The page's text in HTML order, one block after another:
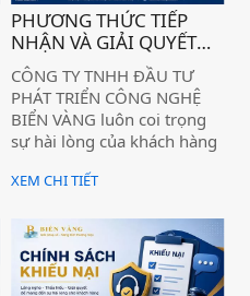
PHƯƠNG THỨC TIẾP
NHẬN VÀ GIẢI QUYẾT
PHẢN ÁNH, YÊU CẦU,
KHIẾU NẠI )
CÔNG TY TNHH ĐẦU TƯ
PHÁT TRIỂN CÔNG NGHỆ
BIỂN VÀNG luôn coi trọng
sự hài lòng của khách hàng
kịp thời mọi phản ánh, yêu
quan đến các dịch vụ được
cung cấp thông qua website
https://thanhsangmos.com.
XEM CHI TIẾT